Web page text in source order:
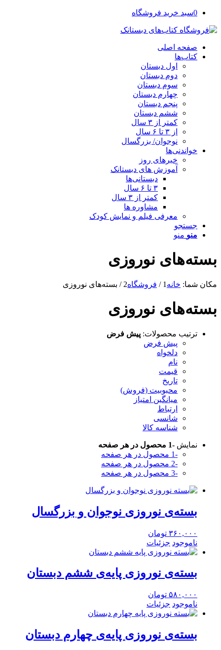
0سبد خرید فروشگاه
صفحه اصلی
کتاب‌ها
اول دبستان
دوم دبستان
سوم دبستان
چهارم دبستان
پنجم دبستان
ششم دبستان
کمتر از ۳ سال
از ۳ تا ۶ سال
نوجوان/ بزرگسال
خواندنی‌ها
خبرهای روز
آموزش های دبستانک
دبستانی‌ها
۳ تا ۶ سال
کمتر از ۳ سال
مشاوره ها
معرفی فیلم و نمایش کودک
جستجو
منو منو
بسته‌های نوروزی
مکان شما: خانه 1
/ فروشگاه2
/ بسته‌های نوروزی
بسته‌های نوروزی
ترتیب محصولات: پیش فرض
پیش فرض
دلخواه
نام
قیمت
تاریخ
محبوبیت (فروش)
میانگین امتیاز
ارتباط
شانسی
شناسه کالا
نمایش -1 محصول در هر صفحه
-1 محصول در هر صفحه
-2 محصول در هر صفحه
-3 محصول در هر صفحه
بسته‌ی نوروزی نوجوان و بزرگسال
۳۶۰,۰۰۰ تومان
ناموجود جزئیات
بسته‌ی نوروزی پایه‌‌ی ششم دبستان
۵۸۰,۰۰۰ تومان
ناموجود جزئیات
بسته‌ی نوروزی پایه‌‌ی چهارم دبستان